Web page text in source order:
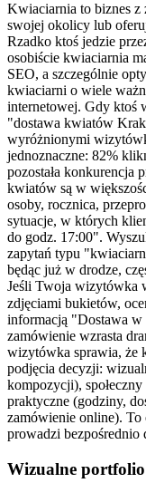
Kwiaciarnia to biznes z
swojej okolicy lub
Rzadko ktoś jedzie
osobiście kwiaciarnia
SEO, a szczególnie
kwiaciarni o wiele
internetowej. Gdy ktoś
"dostawa kwiatów
wyróżnionymi
jednoznaczne: 82%
pozostała konkurencja
kwiatów są w
osoby, rocznica,
sytuacje, w których
do godz. 17:00".
zapytań typu
będąc już w drodze,
Jeśli Twoja wizytówka
zdjęciami bukietów,
informacją "Dostawa w
zamówienie wzrasta
wizytówka sprawia, że
podjęcia decyzji:
kompozycji),
praktyczne (godziny,
zamówienie online). To
prowadzi bezpośrednio
Wizualne